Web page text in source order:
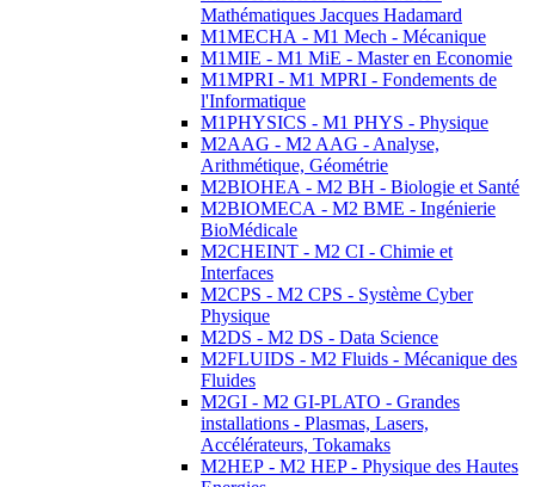
Mathématiques Jacques Hadamard
M1MECHA - M1 Mech - Mécanique
M1MIE - M1 MiE - Master en Economie
M1MPRI - M1 MPRI - Fondements de
l'Informatique
M1PHYSICS - M1 PHYS - Physique
M2AAG - M2 AAG - Analyse,
Arithmétique, Géométrie
M2BIOHEA - M2 BH - Biologie et Santé
M2BIOMECA - M2 BME - Ingénierie
BioMédicale
M2CHEINT - M2 CI - Chimie et
Interfaces
M2CPS - M2 CPS - Système Cyber
Physique
M2DS - M2 DS - Data Science
M2FLUIDS - M2 Fluids - Mécanique des
Fluides
M2GI - M2 GI-PLATO - Grandes
installations - Plasmas, Lasers,
Accélérateurs, Tokamaks
M2HEP - M2 HEP - Physique des Hautes